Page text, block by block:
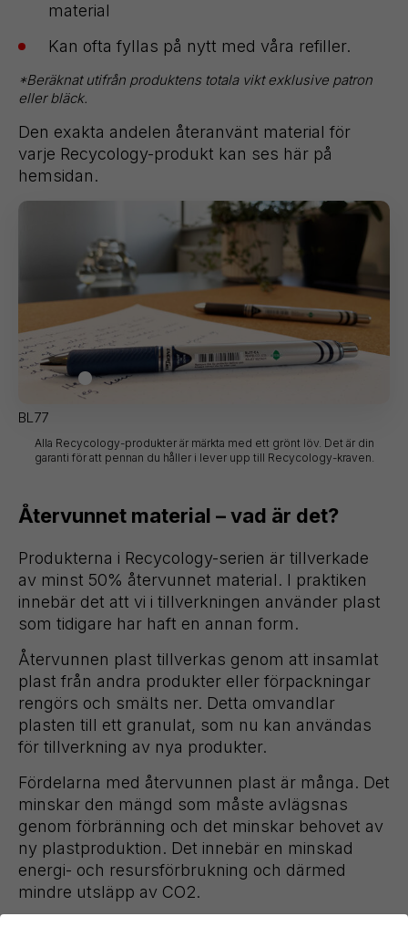
material
Kan ofta fyllas på nytt med våra refiller.
*Beräknat utifrån produktens totala vikt exklusive patron
eller bläck.
Den exakta andelen återanvänt material för
varje Recycology-produkt kan ses här på
hemsidan.
BL77
Alla Recycology-produkter är märkta med ett grönt löv. Det är din
garanti för att pennan du håller i lever upp till Recycology-kraven.
Återvunnet material – vad är det?
Produkterna i Recycology-serien är tillverkade
av minst 50% återvunnet material. I praktiken
innebär det att vi i tillverkningen använder plast
som tidigare har haft en annan form.
Återvunnen plast tillverkas genom att insamlat
plast från andra produkter eller förpackningar
rengörs och smälts ner. Detta omvandlar
plasten till ett granulat, som nu kan användas
för tillverkning av nya produkter.
Fördelarna med återvunnen plast är många. Det
minskar den mängd som måste avlägsnas
genom förbränning och det minskar behovet av
ny plastproduktion. Det innebär en minskad
energi- och resursförbrukning och därmed
mindre utsläpp av CO2.